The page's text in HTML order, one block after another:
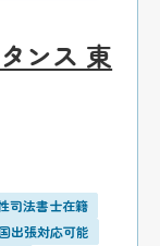
ンス 東
司法書士在籍
出張対応可能